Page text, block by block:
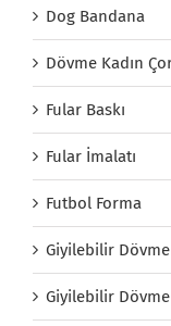
Dog Bandana
Dövme Kadın
Fular Baskı
Fular İmalatı
Futbol Forma
Giyilebilir Dövme
Giyilebilir